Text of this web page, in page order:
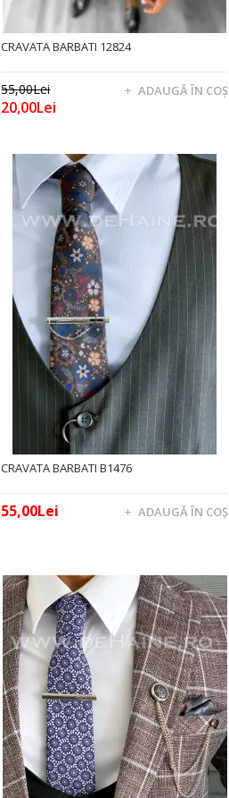
CRAVATA BARBATI 12824
55,00Lei
20,00Lei
ADAUGĂ ÎN COŞ
CRAVATA BARBATI B1476
55,00Lei ADAUGĂ ÎN COŞ